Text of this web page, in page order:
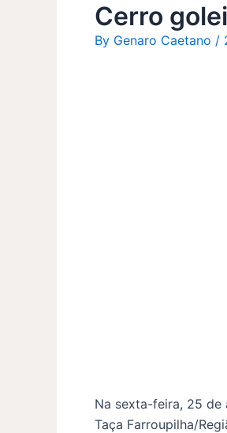
Cerro
By Genaro Caetano /
Na sexta-feira, 25
Taça Farroupilha/